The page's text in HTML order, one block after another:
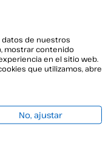
a clientes del
como
SEPA, con
electrónica.
razón,
Crédito, entidad
datos de nuestros
mostrar contenido
en el sitio web.
que utilizamos, abre
No, ajustar